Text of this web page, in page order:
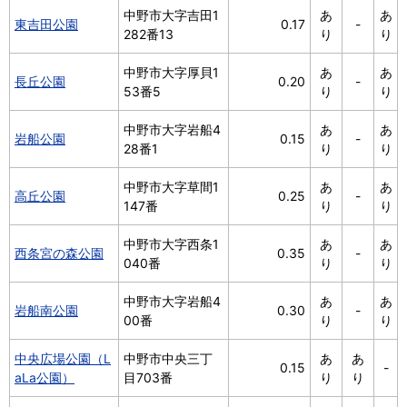
東吉田公園
中野市大字吉田1
282番13
0.17
あ
り
-
あ
り
長丘公園
中野市大字厚貝1
53番5
0.20
あ
り
-
あ
り
岩船公園
中野市大字岩船4
28番1
0.15
あ
り
-
あ
り
高丘公園
中野市大字草間1
147番
0.25
あ
り
-
あ
り
西条宮の森公園
中野市大字西条1
040番
0.35
あ
り
-
あ
り
岩船南公園
中野市大字岩船4
00番
0.30
あ
り
-
あ
り
中央広場公園（L
aLa公園）
中野市中央三丁
目703番
0.15
あ
り
あ
り
-